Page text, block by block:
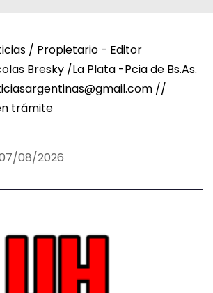
/ Propietario - Editor
Bresky /La Plata -Pcia de Bs.As.
//
trámite
08/2026